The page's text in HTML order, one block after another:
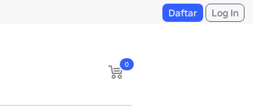
Daftar Log In
0